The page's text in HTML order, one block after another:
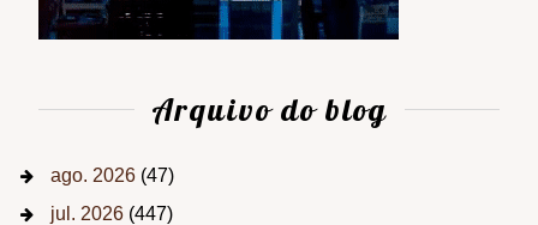
Arquivo do blog
ago. 2026 (47)
jul. 2026 (447)